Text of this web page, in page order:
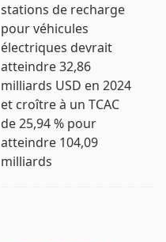
stations de recharge
pour véhicules
électriques devrait
atteindre 32,86
milliards USD en 2024
et croître à un TCAC
de 25,94 % pour
atteindre 104,09
milliards